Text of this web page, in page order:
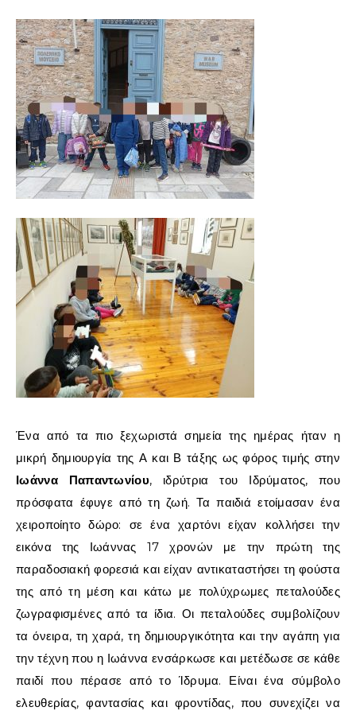
Ένα από ταπιο ξεχωριστάσημείατης ημέρας ήταν η
μικρή δημιουργία της Α και Β τάξης ωςφόροςτιμής στην
Ιωάννα Παπαντωνίου, ιδρύτριατου Ιδρύματος,που
πρόσφατα έφυγεαπότηζωή.Ταπαιδιάετοίμασανένα
χειροποίητοδώρο: σεέναχαρτόνιείχαν κολλήσειτην
εικόνα της Ιωάννας 17χρονών με την πρώτητης
παραδοσιακήφορεσιά καιείχαν αντικαταστήσει τηφούστα
τηςαπότη μέση και κάτω με πολύχρωμες πεταλούδες
ζωγραφισμένεςαπό τα ίδια.Οιπεταλούδες συμβολίζουν
ταόνειρα, τηχαρά,τη δημιουργικότητα καιτην αγάπηγια
τηντέχνηπου η Ιωάνναενσάρκωσε και μετέδωσε σε κάθε
παιδίπου πέρασε απότο Ίδρυμα. Είναιένα σύμβολο
ελευθερίας,φαντασίας και φροντίδας, που συνεχίζεινα